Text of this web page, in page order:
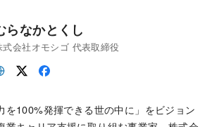
らなかとくし
式会社オモシゴ 代表取締役
を100%発揮できる世の中に」をビジョン